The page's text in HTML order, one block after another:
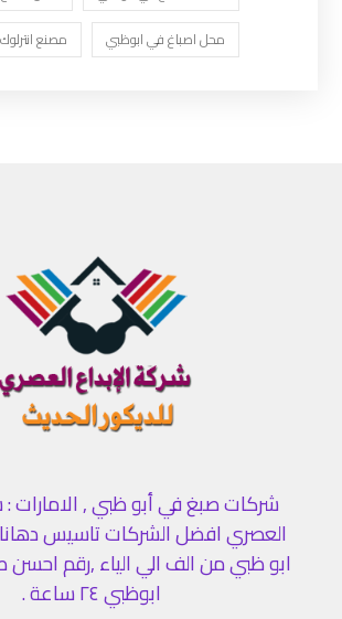
محل اصباغ في ابوظبي
مصنع
شركات صبغ في أبو ظبي , الامارات :
العصري افضل الشركات تاسيس
ابو ظبي من الف الي الياء ,رقم
ابوظبي ٢٤ ساعة .